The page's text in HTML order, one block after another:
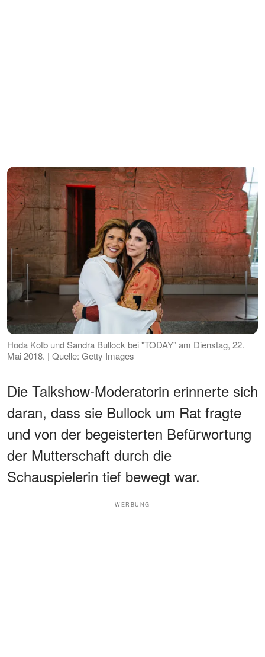
Hoda Kotb und Sandra Bullock bei "TODAY" am Dienstag, 22.
Mai 2018. | Quelle: Getty Images
Die Talkshow-Moderatorin erinnerte sich
daran, dass sie Bullock um Rat fragte
und von der begeisterten Befürwortung
der Mutterschaft durch die
Schauspielerin tief bewegt war.
WERBUNG